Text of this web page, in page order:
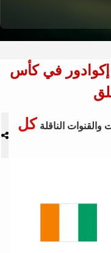
إكوادور في كأس
والقنوات الناقلة كل